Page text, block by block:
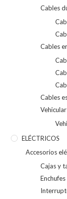
Cables
Cables
Cables
Vehicular
ELÉCTRICOS
Accesorios
Cajas y
Enchufes